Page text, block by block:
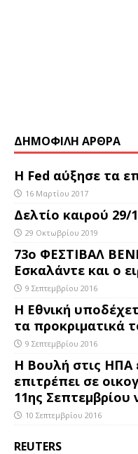
ΔΗΜΟΦΙΛΗ ΑΡΘΡΑ
Η Fed αύξησε τα
16 Μαρτίου 2017
Δελτίο καιρού 29/
29 Οκτωβρίου 2019
73ο ΦΕΣΤΙΒΑΛ
Εσκαλάντε και ο
9 Σεπτεμβρίου 2016
Η Εθνική
τα προκριματικά
9 Σεπτεμβρίου 2016
Η Βουλή στις ΗΠΑ
επιτρέπει σε
11ης Σεπτεμβρίου
10 Σεπτεμβρίου 2016
REUTERS